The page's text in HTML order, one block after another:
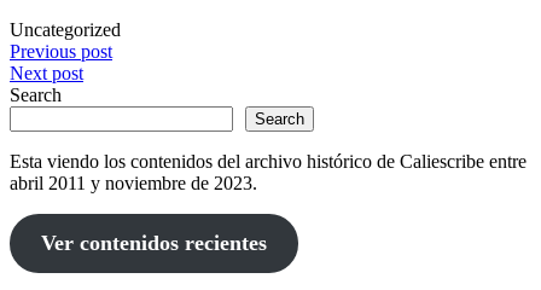
Uncategorized
Post
navigation
Previous post
Next post
Search
Search
Esta viendo los contenidos del archivo histórico de Caliescribe entre
abril 2011 y noviembre de 2023.
Ver contenidos recientes